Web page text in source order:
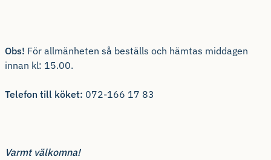
Obs! För allmänheten så beställs och hämtas middagen
innan kl: 15.00.
Telefon till köket: 072-166 17 83
Varmt välkomna!